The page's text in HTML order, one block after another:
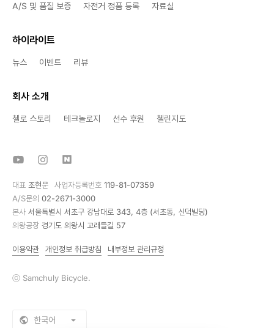
A/S 및 품질 보증 자전거 정품 등록 자료실
하이라이트
뉴스 이벤트 리뷰
회사 소개
첼로 스토리 테크놀로지 선수 후원 첼린지도
대표 조현문 사업자등록번호 119-81-07359
A/S문의 02-2671-3000
본사 서울특별시 서초구 강남대로 343, 4층 (서초동, 신덕빌딩)
의왕공장 경기도 의왕시 고래들길 57
이용약관 개인정보 취급방침 내부정보 관리규정
ⓒ Samchuly Bicycle.